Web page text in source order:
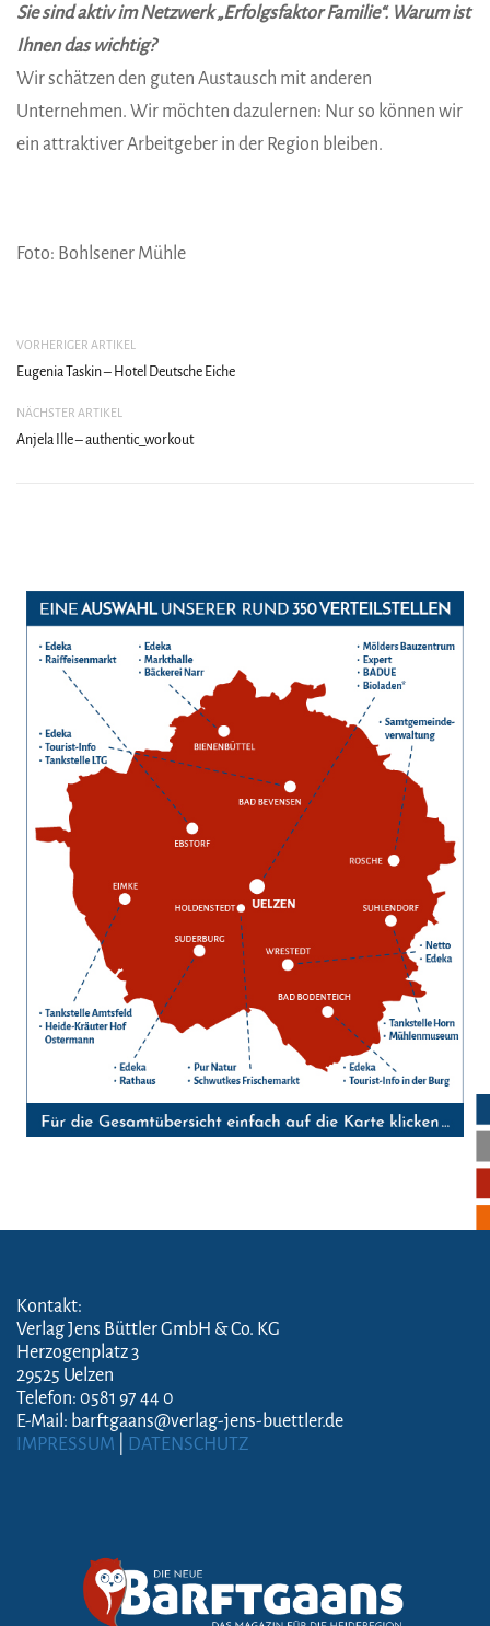
Sie sind aktiv im Netzwerk „Erfolgsfaktor Familie“. Warum ist
Ihnen das wichtig?
Wir schätzen den guten Austausch mit anderen
Unternehmen. Wir möchten dazulernen: Nur so können wir
ein attraktiver Arbeitgeber in der Region bleiben.
Foto: Bohlsener Mühle
VORHERIGER ARTIKEL
Eugenia Taskin – Hotel Deutsche Eiche
NÄCHSTER ARTIKEL
Anjela Ille – authentic_workout
Kontakt:
Verlag Jens Büttler GmbH & Co. KG
Herzogenplatz 3
29525 Uelzen
Telefon: 0581 97 44 0
E-Mail: barftgaans@verlag-jens-buettler.de
IMPRESSUM
DATENSCHUTZ